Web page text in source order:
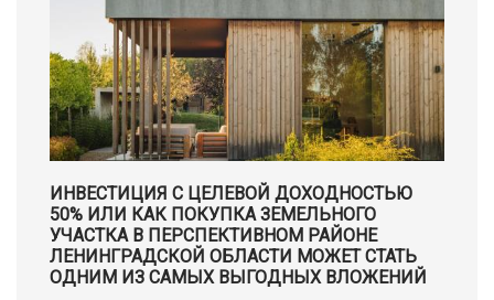
ИНВЕСТИЦИЯ С ЦЕЛЕВОЙ ДОХОДНОСТЬЮ
50% ИЛИ КАК ПОКУПКА ЗЕМЕЛЬНОГО
УЧАСТКА В ПЕРСПЕКТИВНОМ РАЙОНЕ
ЛЕНИНГРАДСКОЙ ОБЛАСТИ МОЖЕТ СТАТЬ
ОДНИМ ИЗ САМЫХ ВЫГОДНЫХ ВЛОЖЕНИЙ